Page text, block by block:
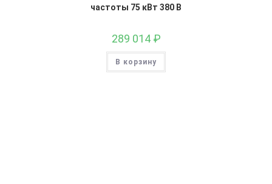
частоты 75 кВт 380 В
289 014 ₽
В корзину